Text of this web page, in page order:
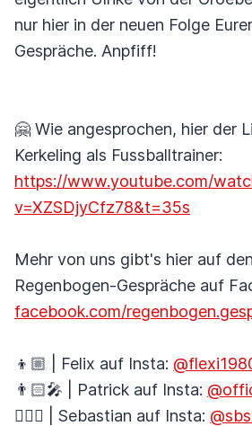
nur hier in der neuen Folge
Gespräche. Anpfiff!
🤗 Wie angesprochen, hier der
Kerkeling als Fussballtrainer:
https://www.youtube.com/
v=XZSDjyCfz78&t=35s
Mehr von uns gibt's hier auf
Regenbogen-Gespräche auf
facebook.com/
👦🏼 | Felix auf Insta:
👨🏻‍🎤 | Patrick auf Insta:
🚴🏼‍♂️ | Sebastian auf Insta: